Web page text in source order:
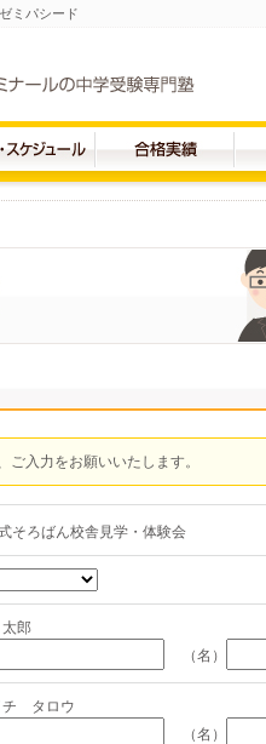
ミパシード
入力をお願いいたします。
そろばん校舎見学・体験会
郎
（名）
チ タロウ
（名）